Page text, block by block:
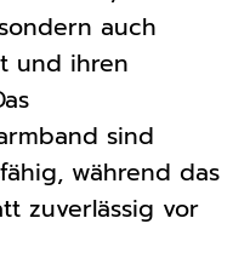
auch
und ihren
sind
während das
zuverlässig vor